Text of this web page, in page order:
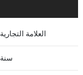
العلامة التجارية
سنة